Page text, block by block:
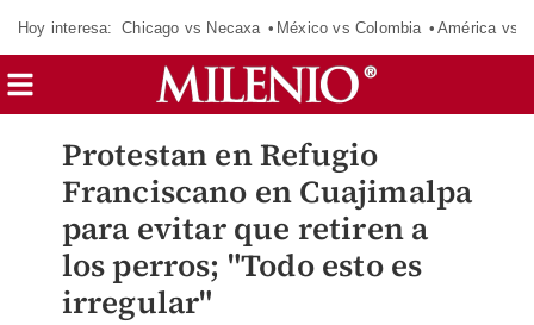
Hoy interesa: Chicago vs Necaxa México vs Colombia América vs
Protestan en Refugio
Franciscano en Cuajimalpa
para evitar que retiren a
los perros; "Todo esto es
irregular"